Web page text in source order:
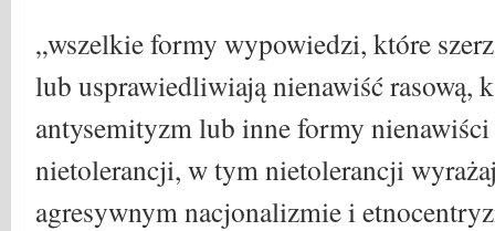
„wszelkie formy wypowiedzi, które
lub usprawiedliwiają nienawiść rasową,
antysemityzm lub inne formy nienawiści
nietolerancji, w tym nietolerancji
agresywnym nacjonalizmie i